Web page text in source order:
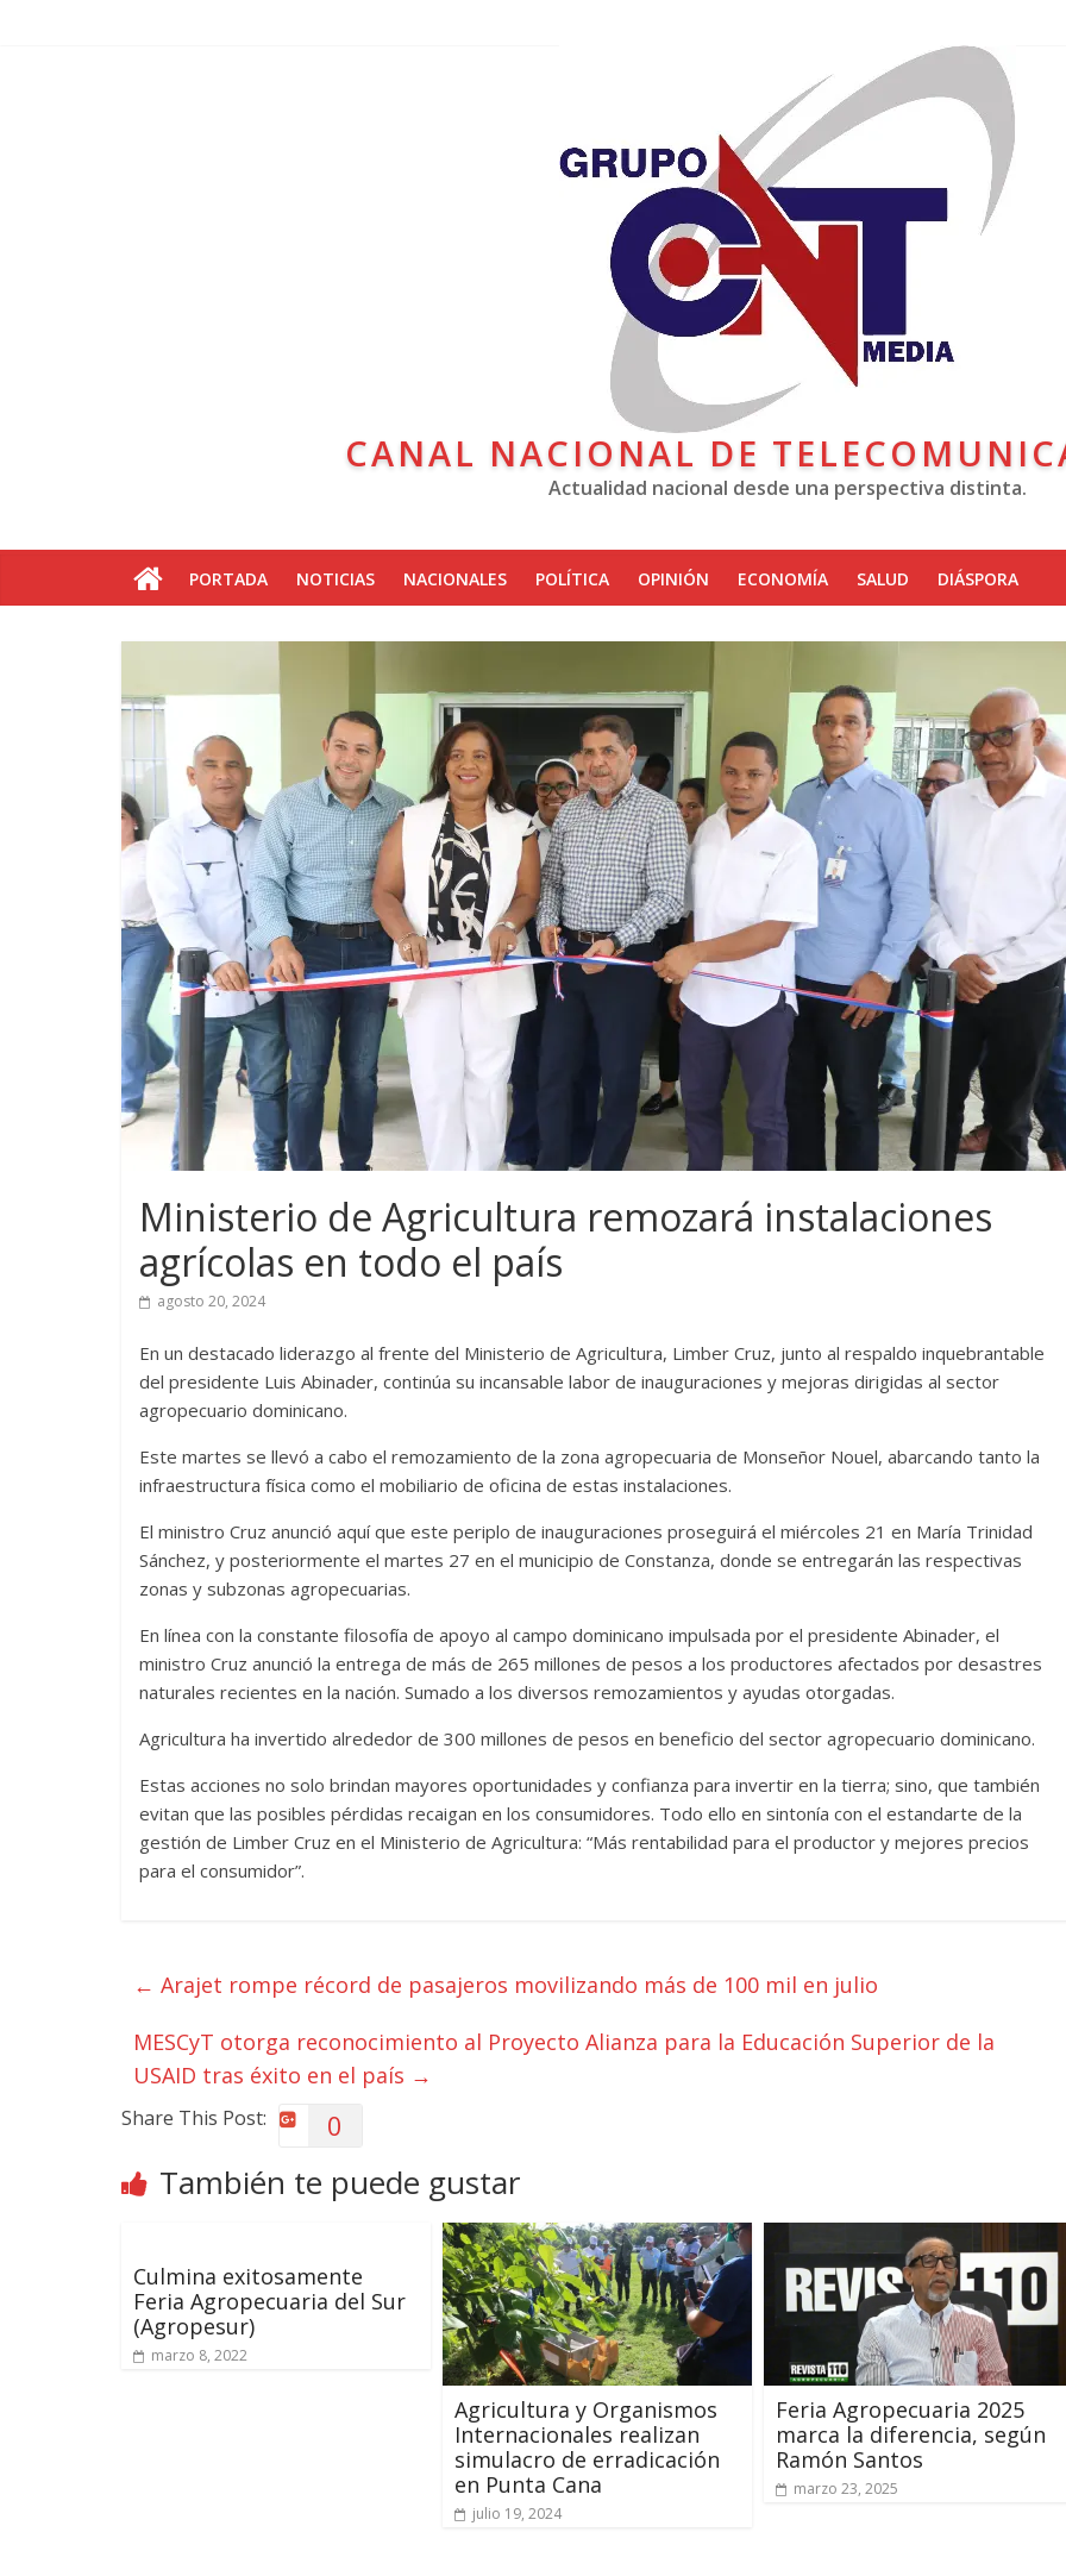
CANAL NACIONAL DE
Actualidad nacional desde una perspectiva distinta.
PORTADA NOTICIAS NACIONALES POLÍTICA OPINIÓN ECONOMÍA SALUD DIÁSPORA
Ministerio de Agricultura remozará instalaciones
agrícolas en todo el país
agosto 20, 2024
En un destacado liderazgo al frente del Ministerio de Agricultura, Limber Cruz, junto al respaldo inquebrantable
del presidente Luis Abinader, continúa su incansable labor de inauguraciones y mejoras dirigidas al sector
agropecuario dominicano.
Este martes se llevó a cabo el remozamiento de la zona agropecuaria de Monseñor Nouel, abarcando tanto la
infraestructura física como el mobiliario de oficina de estas instalaciones.
El ministro Cruz anunció aquí que este periplo de inauguraciones proseguirá el miércoles 21 en María Trinidad
Sánchez, y posteriormente el martes 27 en el municipio de Constanza, donde se entregarán las respectivas
zonas y subzonas agropecuarias.
En línea con la constante filosofía de apoyo al campo dominicano impulsada por el presidente Abinader, el
ministro Cruz anunció la entrega de más de 265 millones de pesos a los productores afectados por desastres
naturales recientes en la nación. Sumado a los diversos remozamientos y ayudas otorgadas.
Agricultura ha invertido alrededor de 300 millones de pesos en beneficio del sector agropecuario dominicano.
Estas acciones no solo brindan mayores oportunidades y confianza para invertir en la tierra; sino, que también
evitan que las posibles pérdidas recaigan en los consumidores. Todo ello en sintonía con el estandarte de la
gestión de Limber Cruz en el Ministerio de Agricultura: “Más rentabilidad para el productor y mejores precios
para el consumidor”.
← Arajet rompe récord de pasajeros movilizando más de 100 mil en julio
MESCyT otorga reconocimiento al Proyecto Alianza para la Educación Superior de la
USAID tras éxito en el país →
Share This Post: 0
También te puede gustar
Culmina exitosamente
Feria Agropecuaria del Sur
(Agropesur)
marzo 8, 2022
Agricultura y Organismos
Internacionales realizan
simulacro de erradicación
en Punta Cana
julio 19, 2024
Feria Agropecuaria 2025
marca la diferencia, según
Ramón Santos
marzo 23, 2025